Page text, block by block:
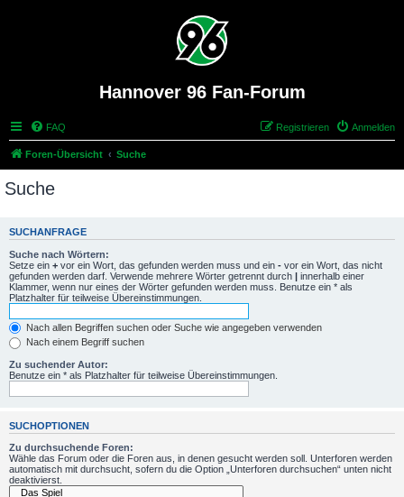
Hannover 96 Fan-Forum
FAQ Anmelden
Registrieren
Foren-Übersicht Suche
Suche
SUCHANFRAGE
Suche nach Wörtern:
Setze ein + vor ein Wort, das gefunden werden muss und ein - vor ein Wort, das nicht
gefunden werden darf. Verwende mehrere Wörter getrennt durch | innerhalb einer
Klammer, wenn nur eines der Wörter gefunden werden muss. Benutze ein * als
Platzhalter für teilweise Übereinstimmungen.
Nach allen Begriffen suchen oder Suche wie angegeben verwenden
Nach einem Begriff suchen
Zu suchender Autor:
Benutze ein * als Platzhalter für teilweise Übereinstimmungen.
SUCHOPTIONEN
Zu durchsuchende Foren:
Wähle das Forum oder die Foren aus, in denen gesucht werden soll. Unterforen werden
automatisch mit durchsucht, sofern du die Option „Unterforen durchsuchen“ unten nicht
deaktivierst.